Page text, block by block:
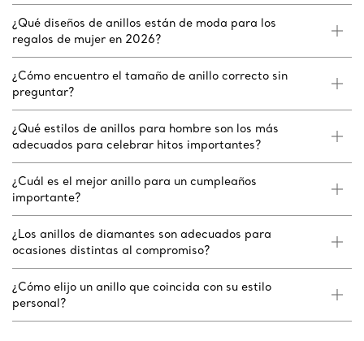
¿Qué diseños de anillos están de moda para los
regalos de mujer en 2026?
¿Cómo encuentro el tamaño de anillo correcto sin
preguntar?
¿Qué estilos de anillos para hombre son los más
adecuados para celebrar hitos importantes?
¿Cuál es el mejor anillo para un cumpleaños
importante?
¿Los anillos de diamantes son adecuados para
ocasiones distintas al compromiso?
¿Cómo elijo un anillo que coincida con su estilo
personal?